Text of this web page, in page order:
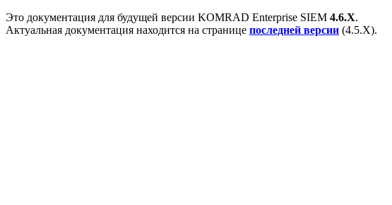
Это документация для будущей версии KOMRAD Enterprise SIEM 4.6.X.
Актуальная документация находится на странице последней версии (4.5.X).